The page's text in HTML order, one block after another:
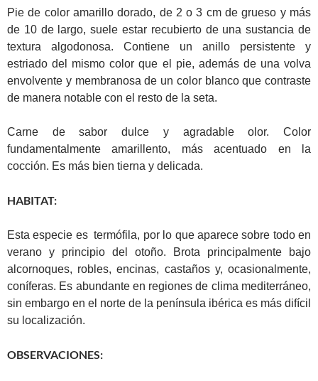
Pie de color amarillo dorado, de 2 o 3 cm de grueso y más
de 10 de largo, suele estar recubierto de una sustancia de
textura algodonosa. Contiene un anillo persistente y
estriado del mismo color que el pie, además de una volva
envolvente y membranosa de un color blanco que contraste
de manera notable con el resto de la seta.
Carne de sabor dulce y agradable olor. Color
fundamentalmente amarillento, más acentuado en la
cocción. Es más bien tierna y delicada.
HABITAT:
Esta especie es termófila, por lo que aparece sobre todo en
verano y principio del otoño. Brota principalmente bajo
alcornoques, robles, encinas, castaños y, ocasionalmente,
coníferas. Es abundante en regiones de clima mediterráneo,
sin embargo en el norte de la península ibérica es más difícil
su localización.
OBSERVACIONES: